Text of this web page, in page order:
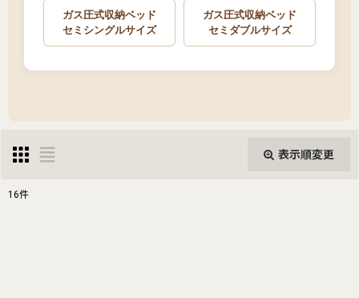
ガス圧式収納ベッド
セミシングルサイズ
ガス圧式収納ベッド
セミダブルサイズ
表示順変更
16件